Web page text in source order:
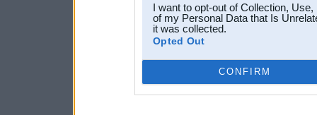
I want to opt-out of Collection,
of my Personal Data that Is
it was collected.
Opted Out
CONFIRM